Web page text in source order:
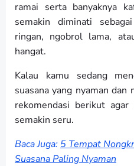
ramai serta banyaknya
semakin diminati
ringan, ngobrol lama,
hangat.
Kalau kamu sedang
suasana yang nyaman
rekomendasi berikut agar
semakin seru.
Baca Juga: 5 Tempat
Suasana Paling Nyaman